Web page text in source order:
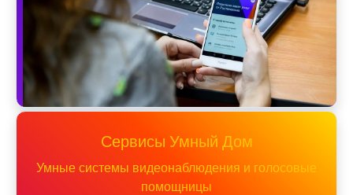
Сервисы Умный Дом
Умные системы видеонаблюдения и голосовые
помощницы